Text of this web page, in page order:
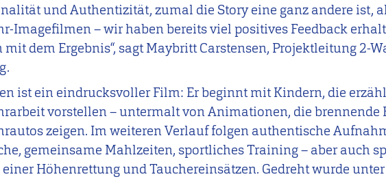
und Authentizität, zumal die Story eine ganz andere ist,
Imagefilmen – wir haben bereits viel positives Feedback
dem Ergebnis“, sagt Maybritt Carstensen, Projektleitung 2-
ist ein eindrucksvoller Film: Er beginnt mit Kindern, die
vorstellen – untermalt von Animationen, die brennende
zeigen. Im weiteren Verlauf folgen authentische
gemeinsame Mahlzeiten, sportliches Training – aber auch
einer Höhenrettung und Tauchereinsätzen. Gedreht wurde